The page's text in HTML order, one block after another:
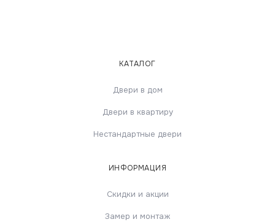
КАТАЛОГ
Двери в дом
Двери в квартиру
Нестандартные двери
ИНФОРМАЦИЯ
Скидки и акции
Замер и монтаж